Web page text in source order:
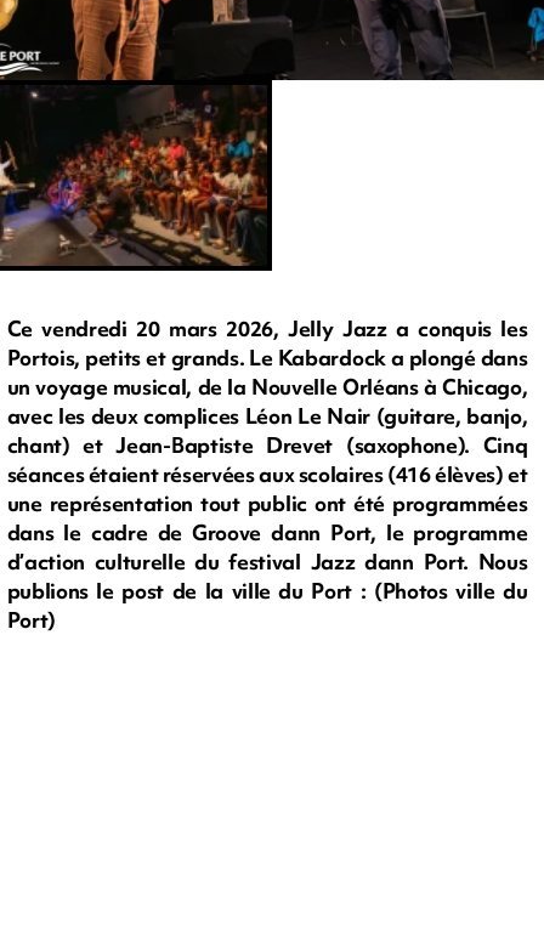
Ce vendredi 20 mars 2026, Jelly Jazz a conquis les
Portois, petits et grands. Le Kabardock a plongé dans
un voyage musical, de la Nouvelle Orléans à Chicago,
avec les deux complices Léon Le Nair (guitare, banjo,
chant) et Jean-Baptiste Drevet (saxophone). Cinq
séances étaient réservées aux scolaires (416 élèves) et
une représentation tout public ont été programmées
dans le cadre de Groove dann Port, le programme
d’action culturelle du festival Jazz dann Port. Nous
publions le post de la ville du Port : (Photos ville du
Port)